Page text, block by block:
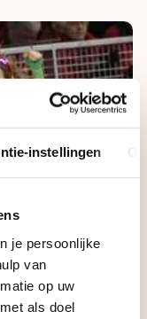
instellingen
je persoonlijke
van
op uw
als doel